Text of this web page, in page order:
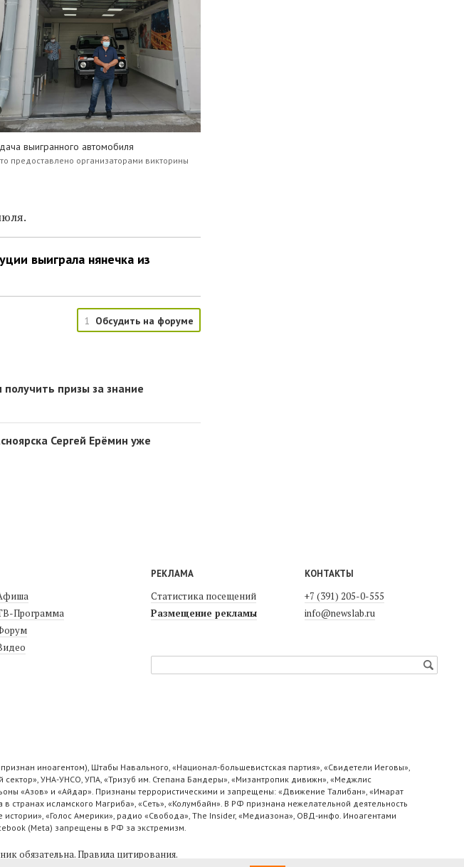
выигранного автомобиля
предоставлено организаторами викторины
выиграла нянечка из
1 Обсудить на форуме
призы за знание
Сергей Ерёмин уже
Программа
РЕКЛАМА
Статистика посещений
Размещение рекламы
КОНТАКТЫ
+7 (391) 205-0-555
info@newslab.ru
иноагентом), Штабы Навального, «Национал-большевистская партия», «Свидетели Иеговы»,
УНА-УНСО, УПА, «Тризуб им. Степана Бандеры», «Мизантропик дивижн», «Меджлис
«Азов» и «Айдар». Признаны террористическими и запрещены: «Движение Талибан», «Имарат
исламского Магриба», «Сеть», «Колумбайн». В РФ признана нежелательной деятельность
«Голос Америки», радио «Свобода», The Insider, «Медиазона», ОВД-инфо. Иноагентами
(Metа) запрещены в РФ за экстремизм.
обязательна.Правила цитирования.